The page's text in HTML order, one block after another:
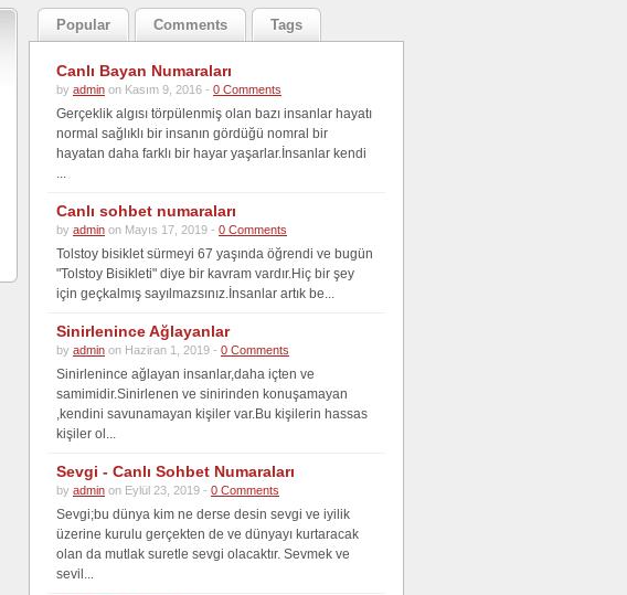
Popular Comments Tags
Canlı Bayan Numaraları
by admin on Kasım 9, 2016 - 0 Comments
Gerçeklik algısı törpülenmiş olan bazı insanlar hayatı
normal sağlıklı bir insanın gördüğü nomral bir
hayatan daha farklı bir hayar yaşarlar.İnsanlar kendi
...
Canlı sohbet numaraları
by admin on Mayıs 17, 2019 - 0 Comments
Tolstoy bisiklet sürmeyi 67 yaşında öğrendi ve bugün
"Tolstoy Bisikleti" diye bir kavram vardır.Hiç bir şey
için geçkalmış sayılmazsınız.İnsanlar artık be...
Sinirlenince Ağlayanlar
by admin on Haziran 1, 2019 - 0 Comments
Sinirlenince ağlayan insanlar,daha içten ve
samimidir.Sinirlenen ve sinirinden konuşamayan
,kendini savunamayan kişiler var.Bu kişilerin hassas
kişiler ol...
Sevgi - Canlı Sohbet Numaraları
by admin on Eylül 23, 2019 - 0 Comments
Sevgi;bu dünya kim ne derse desin sevgi ve iyilik
üzerine kurulu gerçekten de ve dünyayı kurtaracak
olan da mutlak suretle sevgi olacaktır. Sevmek ve
sevil...